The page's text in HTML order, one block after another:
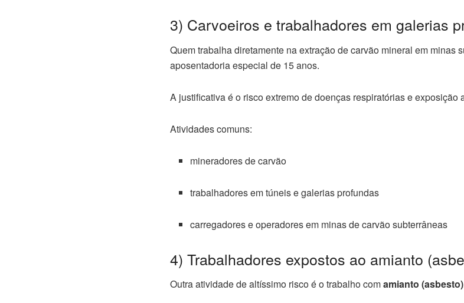
3) Carvoeiros e trabalhadores em galerias
Quem trabalha diretamente na extração de carvão mineral em minas
aposentadoria especial de 15 anos.
A justificativa é o risco extremo de doenças respiratórias e exposição
Atividades comuns:
mineradores de carvão
trabalhadores em túneis e galerias profundas
carregadores e operadores em minas de carvão subterrâneas
4) Trabalhadores expostos ao amianto
Outra atividade de altíssimo risco é o trabalho comamianto (asbesto)